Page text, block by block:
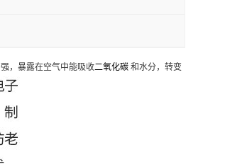
强，暴露在空气中能吸收二氧化碳 和水分，转变